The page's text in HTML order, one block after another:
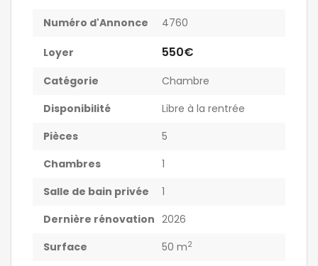
Numéro d'Annonce 4760
Loyer 550€
Catégorie
Chambre
Disponibilité
Libre à la rentrée
Pièces
5
Chambres
1
Salle de bain privée
1
Dernière rénovation 2026
Surface
50 m2